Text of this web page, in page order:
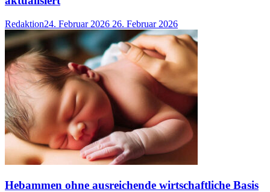
Redaktion24. Februar 2026 26. Februar 2026
Hebammen ohne ausreichende wirtschaftliche Basis